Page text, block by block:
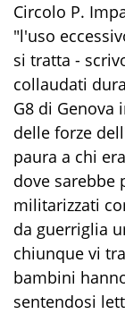
Circolo P.
"l'uso
si tratta -
collaudati
G8 di Genova
delle forze
paura a chi
dove sarebbe
militarizzati
da guerriglia
chiunque vi
bambini
sentendosi